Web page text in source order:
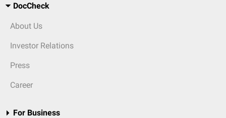
DocCheck
About Us
Investor Relations
Press
Career
For Business